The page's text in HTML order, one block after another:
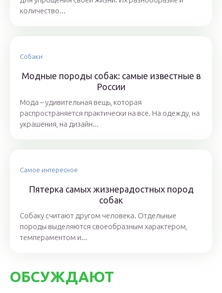
количество...
Собаки
Модные породы собак: самые известные в
России
Мода – удивительная вещь, которая
распространяется практически на все. На одежду, на
украшения, на дизайн...
Самое интересное
Пятерка самых жизнерадостных пород
собак
Собаку считают другом человека. Отдельные
породы выделяются своеобразным характером,
темпераментом и...
ОБСУЖДАЮТ